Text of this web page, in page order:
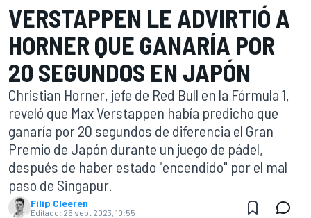
VERSTAPPEN LE ADVIRTIÓ A
HORNER QUE GANARÍA POR
20 SEGUNDOS EN JAPÓN
Christian Horner, jefe de Red Bull en la Fórmula 1,
reveló que Max Verstappen había predicho que
ganaría por 20 segundos de diferencia el Gran
Premio de Japón durante un juego de pádel,
después de haber estado "encendido" por el mal
paso de Singapur.
Filip Cleeren
Editado: 26 sept 2023, 10:55